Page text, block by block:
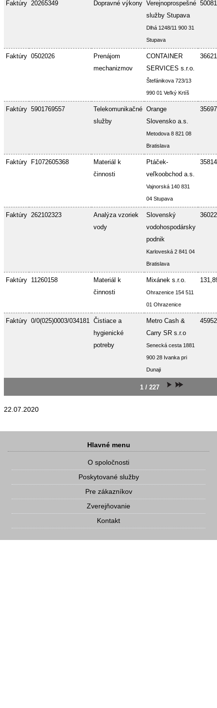
Faktúry 20265349 Dopravné výkony Verejnoprospešné
služby Stupava
Dlhá 1248/11 900 31
Stupava
Faktúry 0502026
Prenájom
mechanizmov
CONTAINER
SERVICES s.r.o.
Štefánikova 723/13
990 01 Veľký Krtíš
Faktúry 5901769557
Telekomunikačné
služby
Orange
Slovensko a.s.
Metodova 8 821 08
Bratislava
Faktúry F1072605368
Materiál k
činnosti
Ptáček-
veľkoobchod a.s.
Vajnorská 140 831
04 Stupava
Faktúry 262102323
Analýza vzoriek
vody
Slovenský
vodohospodársky
podnik
Karloveská 2 841 04
Bratislava
Faktúry 11260158
Materiál k
činnosti
Mixánek s.r.o.
Ohrazenice 154 511
01 Ohrazenice
Faktúry 0/0(025)0003/034181 Čistiace a
hygienické
potreby
Metro Cash &
Carry SR s.r.o
Senecká cesta 1881
900 28 Ivanka pri
Dunaji
1 / 227
22.07.2020
Hlavné menu
O spoločnosti
Poskytované služby
Pre zákazníkov
Zverejňovanie
Kontakt